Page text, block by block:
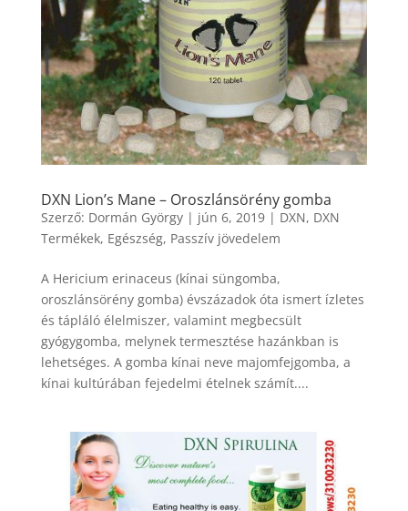
DXN Lion’s Mane – Oroszlánsörény gomba
Szerző: Dormán György| jún 6, 2019| DXN, DXN
Termékek, Egészség, Passzív jövedelem
A Hericium erinaceus (kínai süngomba,
oroszlánsörény gomba) évszázadok óta ismert ízletes
és tápláló élelmiszer, valamint megbecsült
gyógygomba, melynek termesztése hazánkban is
lehetséges. A gomba kínai neve majomfejgomba, a
kínai kultúrában fejedelmi ételnek számít....